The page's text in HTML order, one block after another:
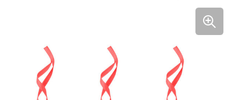
Schoudertassen
Zakelijke Tassen
Kerstpakketten
Geboorte- & Kraamcadeau's